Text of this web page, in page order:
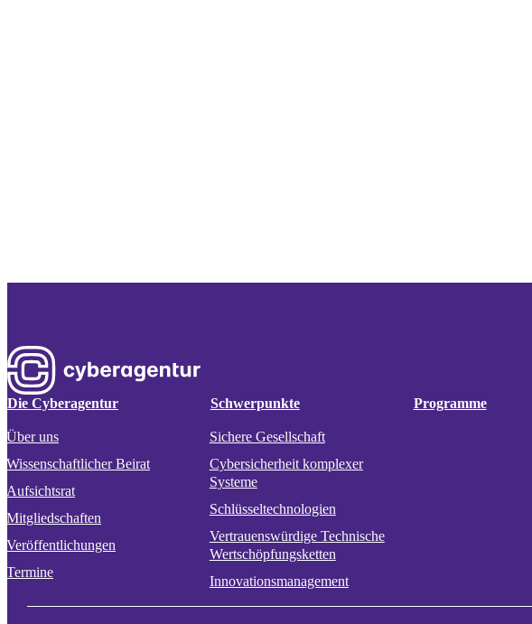
Die Cyberagentur
Über uns
Wissenschaftlicher Beirat
Aufsichtsrat
Mitgliedschaften
Veröffentlichungen
Termine
Schwerpunkte
Sichere Gesellschaft
Cybersicherheit komplexer
Systeme
Schlüsseltechnologien
Vertrauenswürdige Technische
Wertschöpfungsketten
Innovationsmanagement
Programme